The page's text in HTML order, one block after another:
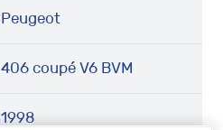
Peugeot
406 coupé V6 BVM
1998